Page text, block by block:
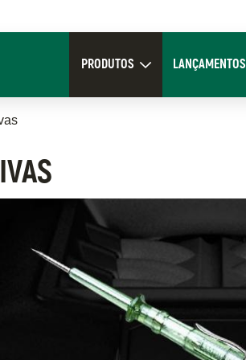
PRODUTOSExpand ProdutosLANÇAMENTOS